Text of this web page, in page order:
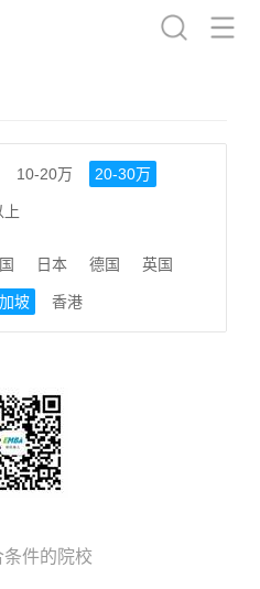
10-20万 20-30万
上
日本 德国 英国
坡 香港
条件的院校